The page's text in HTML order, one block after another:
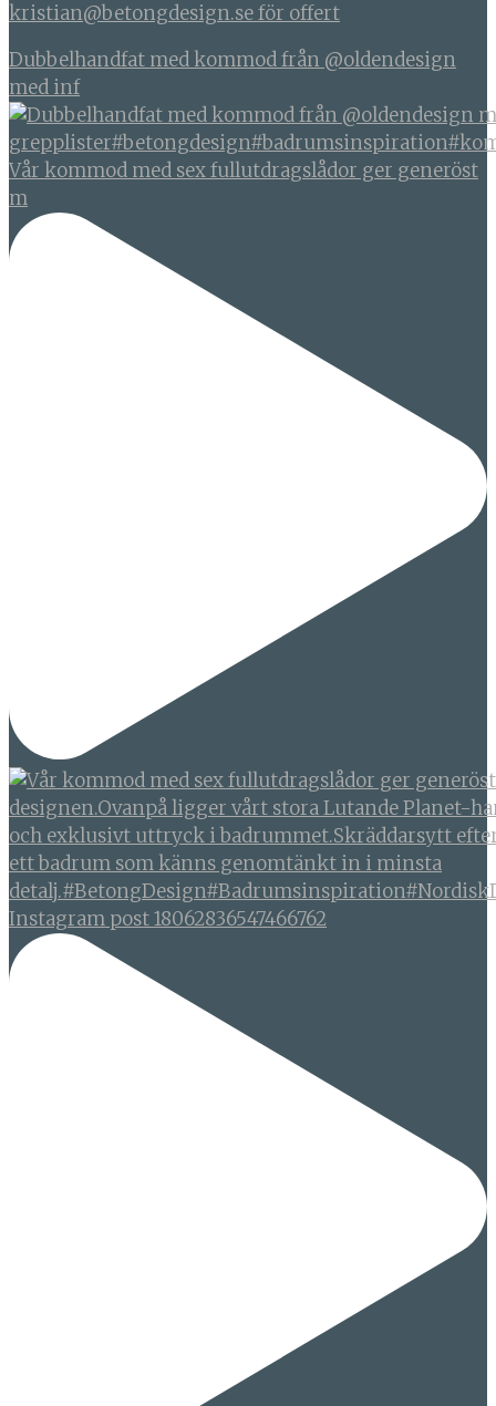
kristian@betongdesign.se för offert
Dubbelhandfat med kommod från @oldendesign
med inf
Vår kommod med sex fullutdragslådor ger generöst
m
Instagram post 18062836547466762